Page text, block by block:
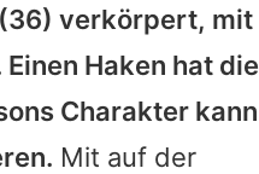
(36) verkörpert, mit
Haken hat die
Charakter kann
Mit auf der